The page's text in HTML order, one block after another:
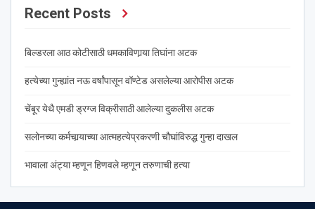
Recent Posts
बिल्डरला आठ कोटीसाठी धमकाविणार्‍या तिघांना अटक
हत्येच्या गुन्ह्यांत नऊ वर्षांपासून वॉण्टेड असलेल्या आरोपीस अटक
चेंबूर येथै एमडी ड्रग्ज विक्रीसाठी आलेल्या दुकलीस अटक
सलोनच्या कर्मचार्‍याच्या आत्महत्येप्रकरणी चौघांविरुद्ध गुन्हा दाखल
भावाला अंट्या म्हणून हिणवले म्हणून तरुणाची हत्या